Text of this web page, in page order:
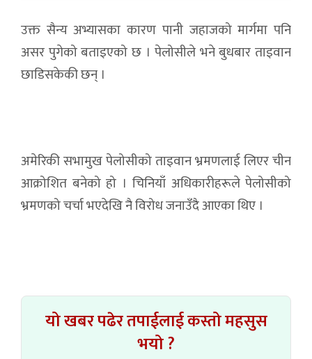
उक्त सैन्य अभ्यासका कारण पानी जहाजको मार्गमा पनि
असर पुगेको बताइएको छ । पेलोसीले भने बुधबार ताइवान
छाडिसकेकी छन् ।
अमेरिकी सभामुख पेलोसीको ताइवान भ्रमणलाई लिएर चीन
आक्रोशित बनेको हो । चिनियाँ अधिकारीहरूले पेलोसीको
भ्रमणको चर्चा भएदेखि नै विरोध जनाउँदै आएका थिए ।
यो खबर पढेर तपाईलाई कस्तो महसुस
भयो ?